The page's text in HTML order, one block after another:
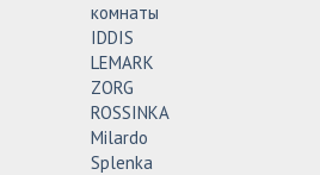
комнаты
IDDIS
LEMARK
ZORG
ROSSINKA
Milardo
Splenka